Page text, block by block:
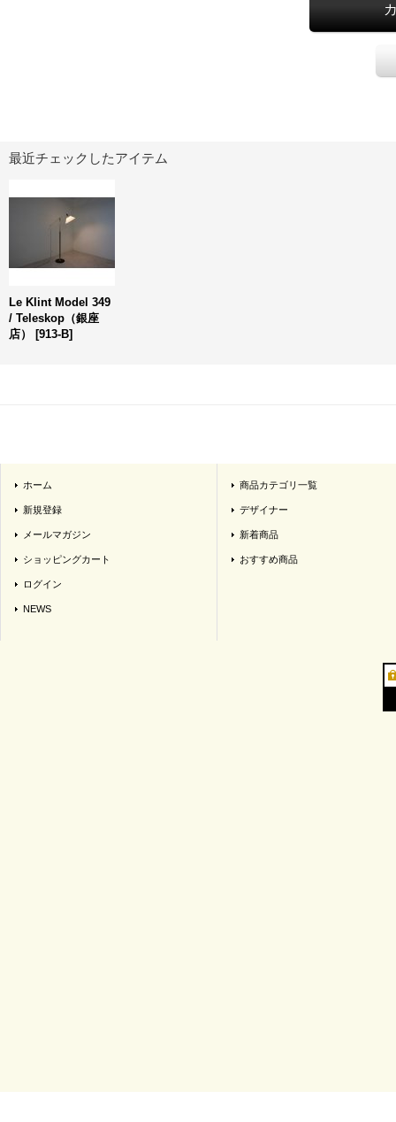
最近チェックしたアイテム
Le Klint Model 349
/ Teleskop（銀座
店）
[913-B]
ホーム
新規登録
メールマガジン
ショッピングカート
ログイン
NEWS
商品カテゴリ一覧
デザイナー
新着商品
おすすめ商品